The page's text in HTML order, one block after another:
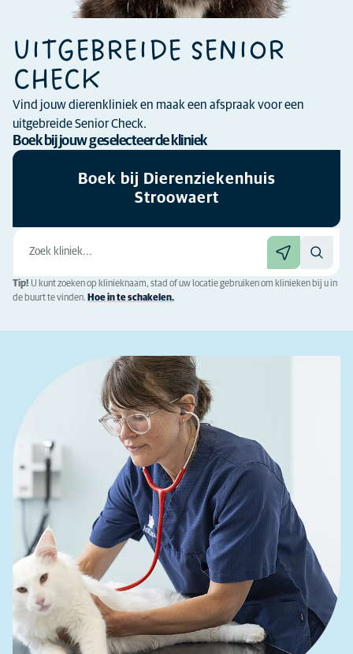
UITGEBREIDE SENIOR
CHECK
Vind jouw dierenkliniek en maak een afspraak voor een
uitgebreide Senior Check.
Tip! U kunt zoeken op klinieknaam, stad of uw locatie gebruiken om klinieken bij u in
de buurt te vinden. Hoe in te schakelen.
Boek bij jouw geselecteerde kliniek
Boek bij Dierenziekenhuis
Stroowaert